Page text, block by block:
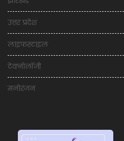
उत्तर प्रदेश
लाइफस्टाइल
टेक्नोलॉजी
मनोरंजन